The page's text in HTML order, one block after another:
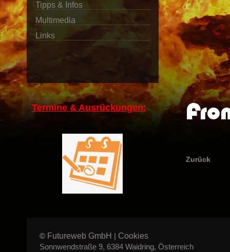
Tipps & Infos
Multimedia
Links
Termine & Ausrückungen:
Zurück
© Futureweb GmbH | Cookies
Sonnwendstraße 9, 6384 Waidring, Österreich